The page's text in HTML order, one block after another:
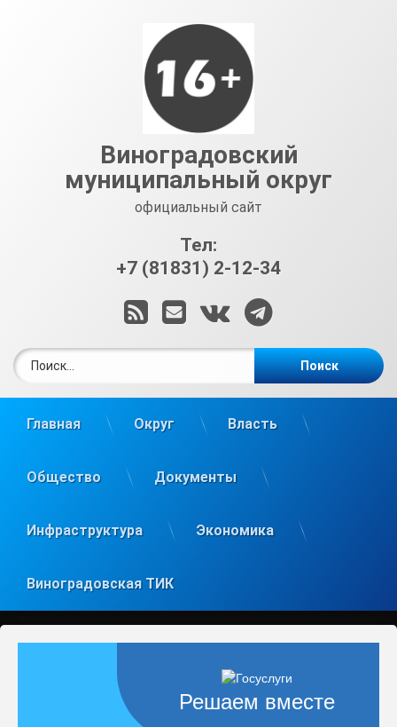
Виноградовский
муниципальный округ
официальный сайт
Тел:
+7 (81831) 2-12-34
RSSE-mailВКонтакте
Telegram
Главная Округ Власть
Общество Документы
Инфраструктура Экономика
Виноградовская ТИК
Решаем вместе